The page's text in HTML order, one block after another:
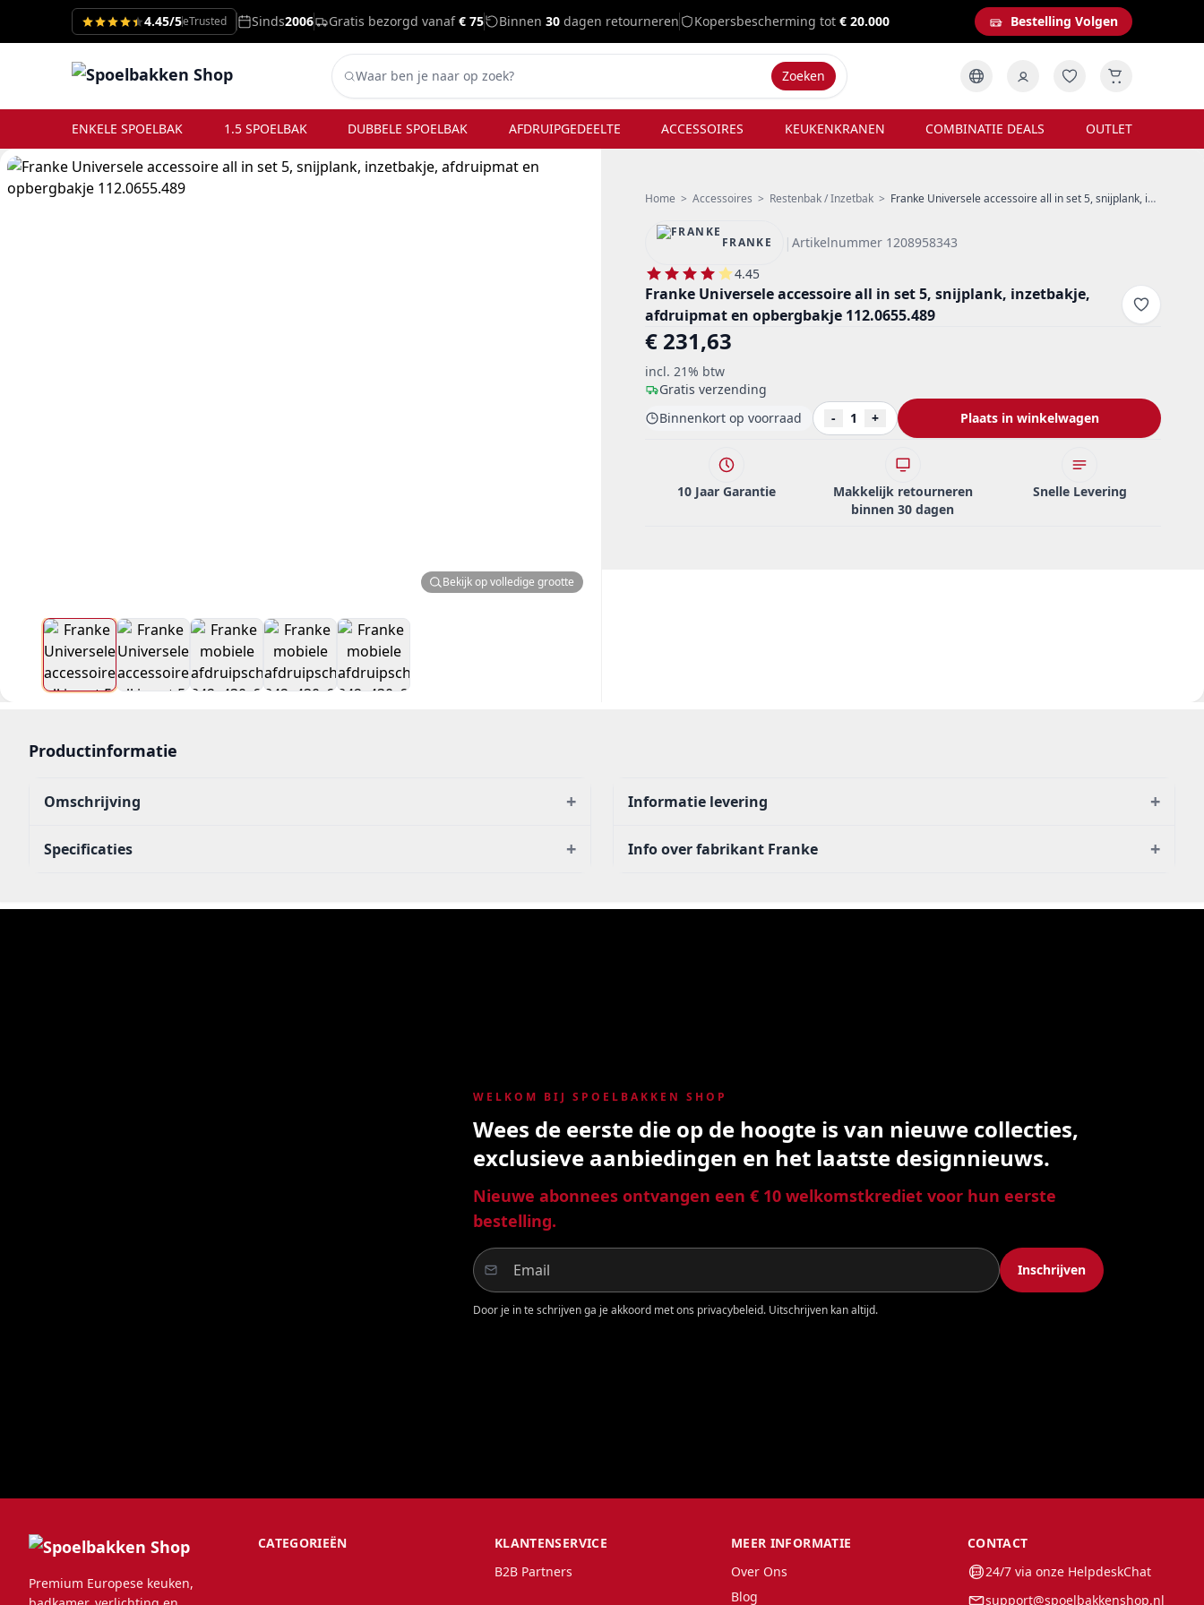
4.45/5eTrusted Sinds2006 Gratis bezorgd vanaf€ 75 Binnen 30 dagen retourneren Kopersbescherming tot € 20.000 Bestelling Volgen
Zoeken
ENKELE SPOELBAK 1.5 SPOELBAK DUBBELE SPOELBAK AFDRUIPGEDEELTE ACCESSOIRES KEUKENKRANEN COMBINATIE DEALS OUTLET
Bekijk op volledige grootte
Home > Accessoires > Restenbak / Inzetbak > Franke Universele accessoire all in set 5, snijplank, inzetbakje, afdruipmat en opbergbakje 112.0655.489
FRANKE |Artikelnummer 1208958343
4.45
Franke Universele accessoire all in set 5, snijplank, inzetbakje,
afdruipmat en opbergbakje 112.0655.489
€ 231,63
incl. 21% btw
Gratis verzending
Binnenkort op voorraad
- 1 + Plaats in winkelwagen
10 Jaar Garantie
Makkelijk retourneren
binnen 30 dagen
Snelle Levering
Productinformatie
Omschrijving +
Specificaties +
Informatie levering +
Info over fabrikant Franke +
WELKOM BIJ SPOELBAKKEN SHOP
Wees de eerste die op de hoogte is van nieuwe collecties,
exclusieve aanbiedingen en het laatste designnieuws.
Nieuwe abonnees ontvangen een € 10 welkomstkrediet voor hun eerste
bestelling.
Inschrijven
Door je in te schrijven ga je akkoord met ons privacybeleid. Uitschrijven kan altijd.
Premium Europese keuken,
CATEGORIEËN
KLANTENSERVICE
B2B Partners
MEER INFORMATIE
Over Ons
Blog
CONTACT
24/7 via onze HelpdeskChat
support@spoelbakkenshop.nl